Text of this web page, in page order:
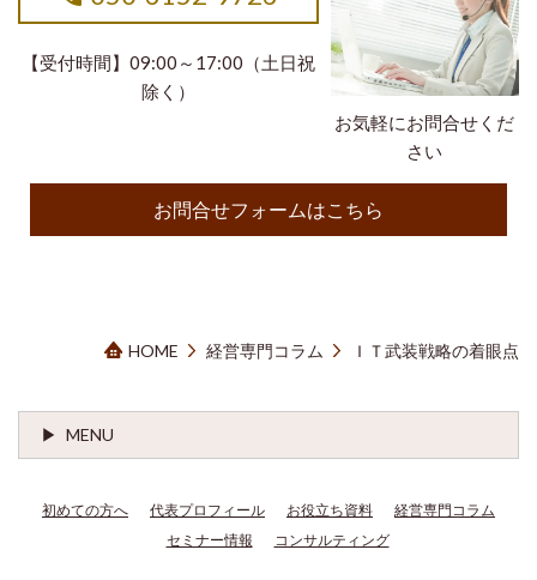
お気軽にお問合せくだ
さい
【受付時間】09:00～17:00（土日祝
除く）
お問合せフォームはこちら
HOME 経営専門コラム ＩＴ武装戦略の着眼点
MENU
初めての方へ 代表プロフィール お役立ち資料
経営専門コラム
セミナー情報
コンサルティング